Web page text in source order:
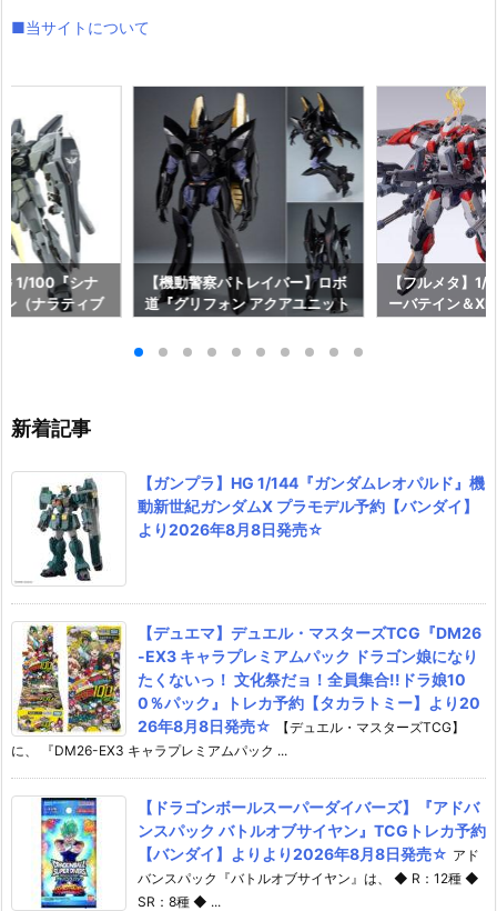
■当サイトについて
1/100『シナ
（ナラティブ
ンダムNT プ
【機動警察パトレイバー】ロボ
道『グリフォン アクアユニット
装備』1/35 可動フィギュア予約
【スリー・ゼロ】より2027年3
【フルメタ】
ーバテイン＆
ースター 最終
新着記事
【ガンプラ】HG 1/144『ガンダムレオパルド』機
動新世紀ガンダムX プラモデル予約【バンダイ】
より2026年8月8日発売☆
【デュエマ】デュエル・マスターズTCG『DM26
-EX3 キャラプレミアムパック ドラゴン娘になり
たくないっ！ 文化祭だョ！全員集合!!ドラ娘10
0％パック』トレカ予約【タカラトミー】より20
26年8月8日発売☆
【デュエル・マスターズTCG】
に、 『DM26-EX3 キャラプレミアムパック ...
【ドラゴンボールスーパーダイバーズ】『アドバ
ンスパック バトルオブサイヤン』TCGトレカ予約
【バンダイ】よりより2026年8月8日発売☆ アド
バンスパック『バトルオブサイヤン』は、 ◆ R：12種 ◆
SR：8種 ◆ ...